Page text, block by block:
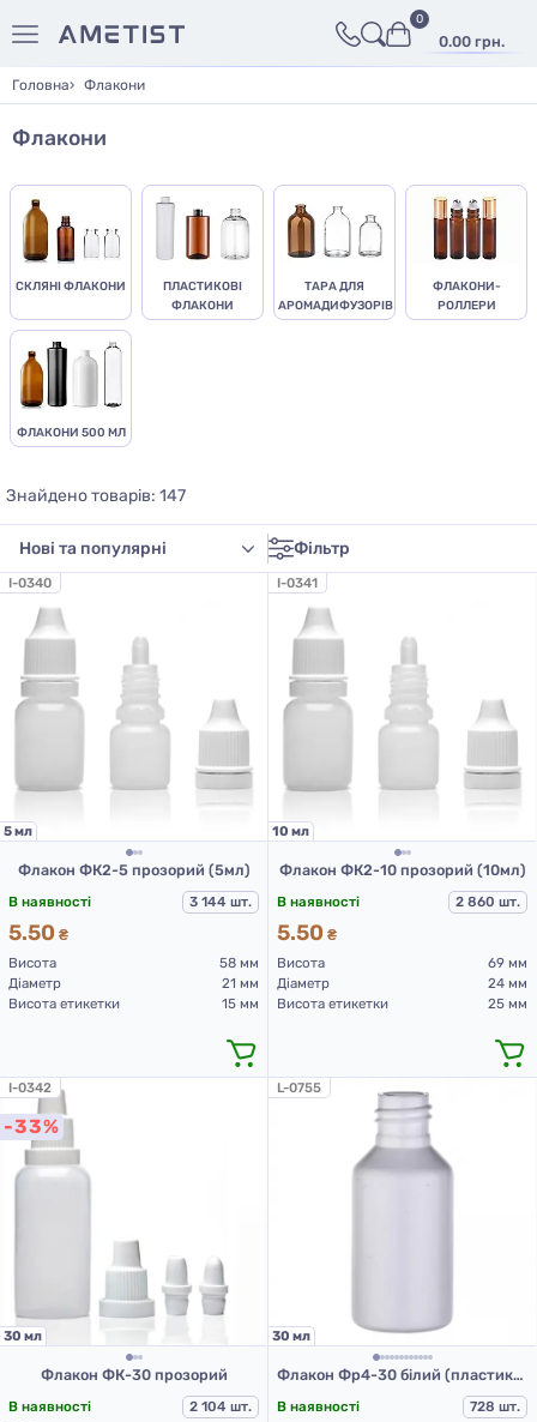
0.00 грн.
0
Головна Флакони
Флакони
СКЛЯНІ ФЛАКОНИ
ПЛАСТИКОВІ
ФЛАКОНИ
ТАРА ДЛЯ
АРОМАДИФУЗОРІВ
ФЛАКОНИ-
РОЛЛЕРИ
ФЛАКОНИ 500 МЛ
Знайдено товарів: 147
Фільтр
I-0340
5 мл
Флакон ФК2-5 прозорий (5мл)
В наявності 3 144 шт.
5.50 ₴
Висота
58 мм
Діаметр
21 мм
Висота етикетки
15 мм
I-0341
10 мл
Флакон ФК2-10 прозорий (10мл)
В наявності 2 860 шт.
5.50 ₴
Висота
69 мм
Діаметр
24 мм
Висота етикетки
25 мм
I-0342
30 мл
-33%
Флакон ФК-30 прозорий
В наявності
2 104 шт.
L-0755
30 мл
Флакон Фр4-30 білий (пластикові флакони 30 мл)
В наявності 728 шт.